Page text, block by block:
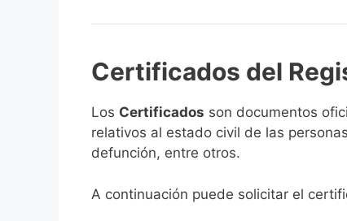
Certificados del
Los Certificados son documentos
relativos al estado civil de las
defunción, entre otros.
A continuación puede solicitar el